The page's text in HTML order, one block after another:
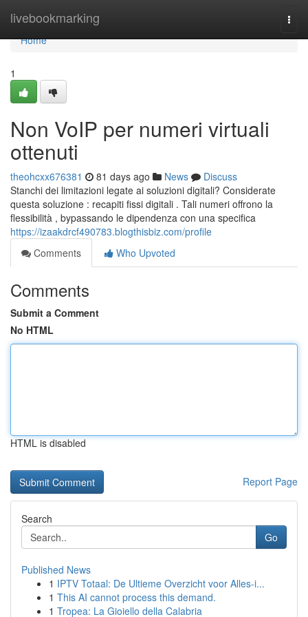
livebookmarking
Home
Home
1
Non VoIP per numeri virtuali
ottenuti
theohcxx676381 81 days ago News
Discuss
Stanchi dei limitazioni legate ai soluzioni digitali? Considerate
questa soluzione : recapiti fissi digitali . Tali numeri offrono la
flessibilità , bypassando le dipendenza con una specifica
https://izaakdrcf490783.blogthisbiz.com/profile
Comments
Who Upvoted
Comments
Submit a Comment
No HTML
HTML is disabled
Report Page
Search
Go
Published News
1 IPTV Totaal: De Ultieme Overzicht voor Alles-i...
1 This AI cannot process this demand.
1 Tropea: La Gioiello della Calabria